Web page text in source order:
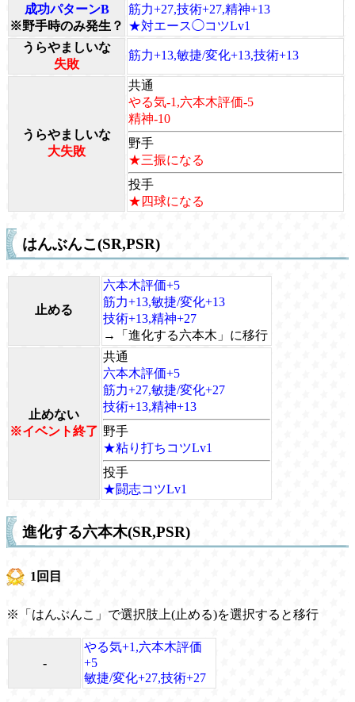
成功パターンB
※野手時のみ発生？
筋力+27,技術+27,精神+13
★対エース◯コツLv1
うらやましいな
失敗
筋力+13,敏捷/変化+13,技術+13
うらやましいな
大失敗
共通
やる気-1,六本木評価-5
精神-10
野手
★三振になる
投手
★四球になる
はんぶんこ(SR,PSR)
止める
六本木評価+5
筋力+13,敏捷/変化+13
技術+13,精神+27
→「進化する六本木」に移行
止めない
※イベント終了
共通
六本木評価+5
筋力+27,敏捷/変化+27
技術+13,精神+13
野手
★粘り打ちコツLv1
投手
★闘志コツLv1
進化する六本木(SR,PSR)
1回目
※「はんぶんこ」で選択肢上(止める)を選択すると移行
-
やる気+1,六本木評価
+5
敏捷/変化+27,技術+27